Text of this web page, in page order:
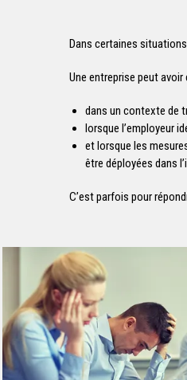
Dans certaines
Une entreprise peut avoir
dans un contexte de
lorsque l’employeur
et lorsque les
être déployées dans
C’est parfois pour